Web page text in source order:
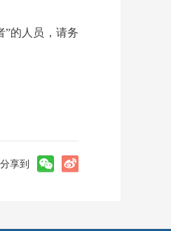
”的人员，请务
分享到